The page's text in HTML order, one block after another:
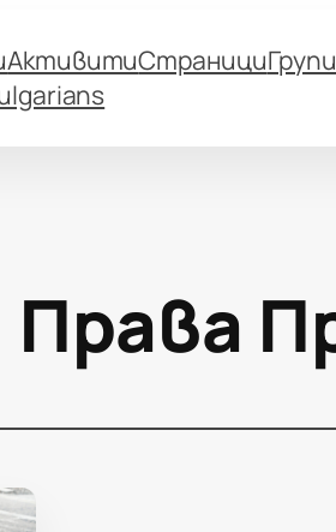
АктивитиСтранициГрупи
Права